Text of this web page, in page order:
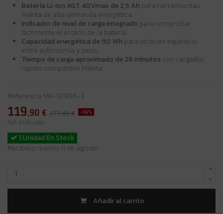
Batería Li-Ion XGT 40Vmax de 2,5 Ah para herramientas
Makita de alta demanda energética.
Indicador de nivel de carga integrado para comprobar
fácilmente el estado de la batería.
Capacidad energética de 90 Wh para un buen equilibrio
entre autonomía y peso.
Tiempo de carga aproximado de 28 minutos con cargador
rápido compatible Makita.
Referencia MK-191B36-3
119,90 € 273,46 € -56%
IVA incluido
1 Unidad En Stock
Recíbelo martes 11 de agosto
Añadir al carrito